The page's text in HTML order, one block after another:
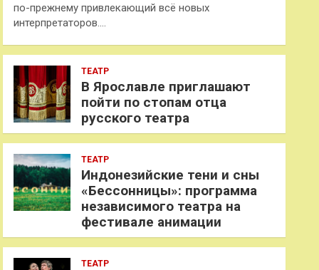
по-прежнему привлекающий всё новых
интерпретаторов.…
ТЕАТР
В Ярославле приглашают
пойти по стопам отца
русского театра
ТЕАТР
Индонезийские тени и сны
«Бессонницы»: программа
независимого театра на
фестивале анимации
ТЕАТР